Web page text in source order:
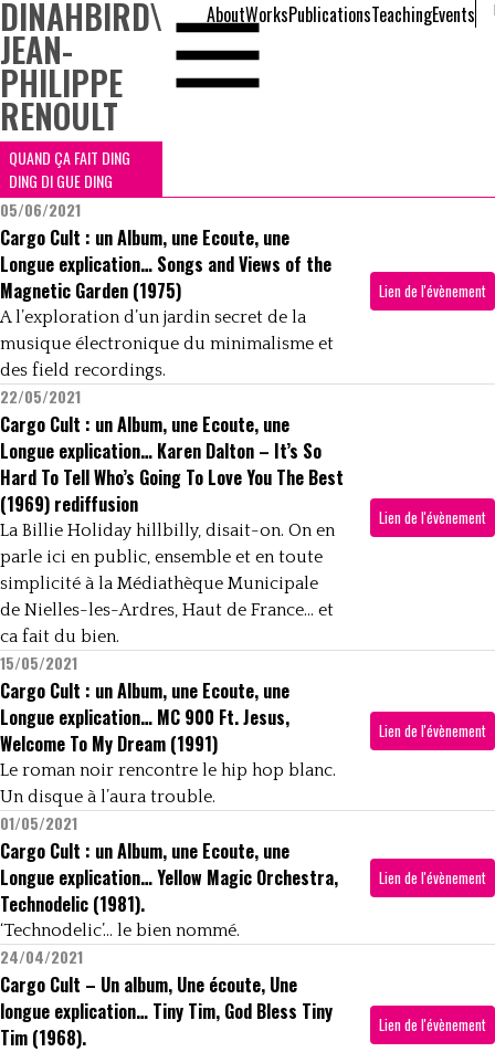
DINAHBIRD\
JEAN-
PHILIPPE
RENOULT
QUAND ÇA FAIT DING
DING DI GUE DING
AboutWorksPublicationsTeachingEvents
05/06/2021
Cargo Cult : un Album, une Ecoute, une
Longue explication… Songs and Views of the
Magnetic Garden (1975)
A l’exploration d’un jardin secret de la
musique électronique du minimalisme et
des field recordings.
Lien de l'évènement
22/05/2021
Cargo Cult : un Album, une Ecoute, une
Longue explication… Karen Dalton – It’s So
Hard To Tell Who’s Going To Love You The Best
(1969) rediffusion
La Billie Holiday hillbilly, disait-on. On en
parle ici en public, ensemble et en toute
simplicité à la Médiathèque Municipale
de Nielles-les-Ardres, Haut de France… et
ca fait du bien.
Lien de l'évènement
15/05/2021
Cargo Cult : un Album, une Ecoute, une
Longue explication… MC 900 Ft. Jesus,
Welcome To My Dream (1991)
Le roman noir rencontre le hip hop blanc.
Un disque à l’aura trouble.
Lien de l'évènement
01/05/2021
Cargo Cult : un Album, une Ecoute, une
Longue explication… Yellow Magic Orchestra,
Technodelic (1981).
‘Technodelic’… le bien nommé.
Lien de l'évènement
24/04/2021
Cargo Cult – Un album, Une écoute, Une
longue explication… Tiny Tim, God Bless Tiny
Tim (1968).
Lien de l'évènement